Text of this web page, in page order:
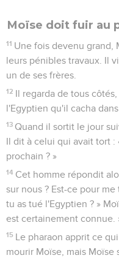
Moïse doit fuir au
11 Une fois devenu grand,
leurs pénibles travaux. Il
un de ses frères.
12 Il regarda de tous
l'Egyptien qu'il cacha dans
13 Quand il sortit le jour
Il dit à celui qui avait tort :
prochain ? »
14 Cet homme répondit
sur nous ? Est-ce pour
tu as tué l'Egyptien ? »
est certainement connue.
15 Le pharaon apprit ce
mourir Moïse, mais